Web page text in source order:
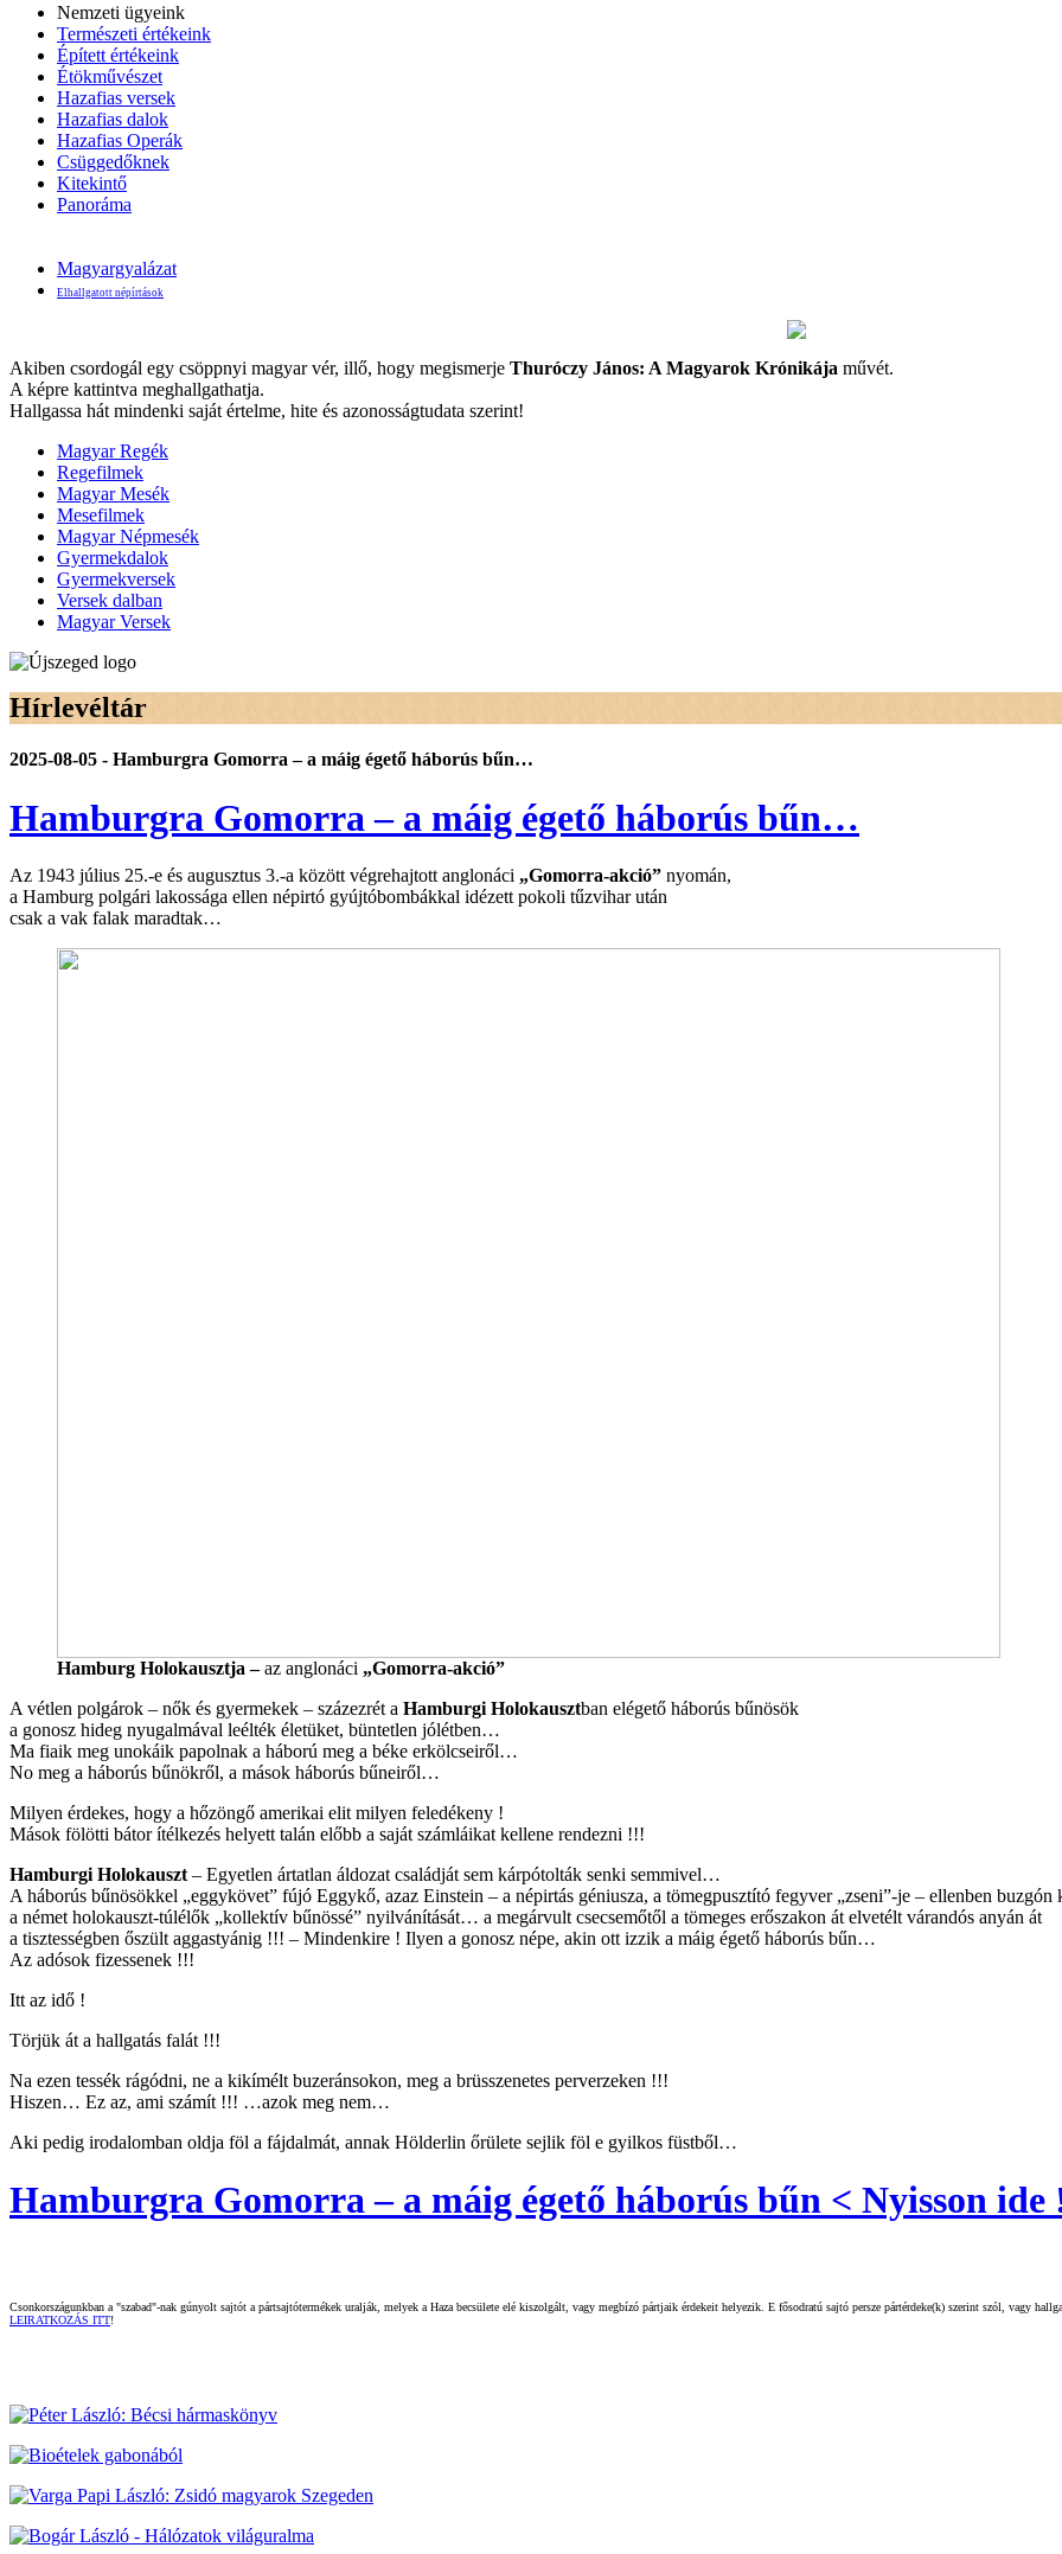
Nemzeti ügyeink
Természeti értékeink
Épített értékeink
Étökművészet
Hazafias versek
Hazafias dalok
Hazafias Operák
Csüggedőknek
Kitekintő
Panoráma
Magyargyalázat
Elhallgatott népírtások
Akiben csordogál egy csöppnyi magyar vér, illő, hogy megismerje Thuróczy János: A Magyarok Krónikája művét.
A képre kattintva meghallgathatja.
Hallgassa hát mindenki saját értelme, hite és azonosságtudata szerint!
Magyar Regék
Regefilmek
Magyar Mesék
Mesefilmek
Magyar Népmesék
Gyermekdalok
Gyermekversek
Versek dalban
Magyar Versek
Hírlevéltár
2025-08-05 - Hamburgra Gomorra – a máig égető háborús bűn…
Hamburgra Gomorra – a máig égető háborús bűn…
Az 1943 július 25.-e és augusztus 3.-a között végrehajtott anglonáci „Gomorra-akció” nyomán,
a Hamburg polgári lakossága ellen népirtó gyújtóbombákkal idézett pokoli tűzvihar után
csak a vak falak maradtak…
Hamburg Holokausztja –az anglonáci „Gomorra-akció”
A vétlen polgárok – nők és gyermekek – százezrét a Hamburgi Holokausztban elégető háborús bűnösök
a gonosz hideg nyugalmával leélték életüket, büntetlen jólétben…
Ma fiaik meg unokáik papolnak a háború meg a béke erkölcseiről…
No meg a háborús bűnökről, a mások háborús bűneiről…
Milyen érdekes, hogy a hőzöngő amerikai elit milyen feledékeny !
Mások fölötti bátor ítélkezés helyett talán előbb a saját számláikat kellene rendezni !!!
Hamburgi Holokauszt – Egyetlen ártatlan áldozat családját sem kárpótolták senki semmivel…
A háborús bűnösökkel „eggykövet” fújó Eggykő, azaz Einstein – a népirtás géniusza, a tömegpusztító fegyver „zseni”-je – ellenben buzgón
a német holokauszt-túlélők „kollektív bűnössé” nyilvánítását… a megárvult csecsemőtől a tömeges erőszakon át elvetélt várandós anyán át
a tisztességben őszült aggastyánig !!! – Mindenkire ! Ilyen a gonosz népe, akin ott izzik a máig égető háborús bűn…
Az adósok fizessenek !!!
Itt az idő !
Törjük át a hallgatás falát !!!
Na ezen tessék rágódni, ne a kikímélt buzeránsokon, meg a brüsszenetes perverzeken !!!
​​​​​​​Hiszen… Ez az, ami számít !!! …azok meg nem…
Aki pedig irodalomban oldja föl a fájdalmát, annak Hölderlin őrülete sejlik föl e gyilkos füstből…
Hamburgra Gomorra – a máig égető háborús bűn < Nyisson ide
Csonkországunkban a "szabad"-nak gúnyolt sajtót a pártsajtótermékek uralják, melyek a Haza becsülete elé kiszolgált, vagy megbízó pártjaik érdekeit helyezik. E fősodratú sajtó persze pártérdeke(k) szerint szól, vagy
LEIRATKOZÁS ITT!